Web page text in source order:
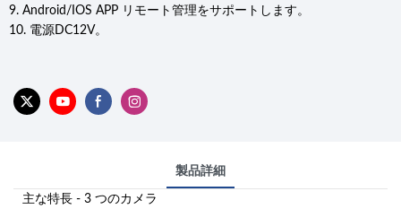
9. Android/IOS APP リモート管理をサポートします。
10. 電源DC12V。
製品詳細
主な特長 - 3 つのカメラ